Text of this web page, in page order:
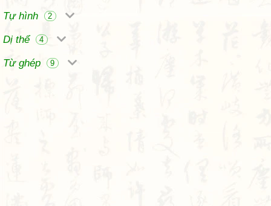
Tự hình
2
Dị thể 4
Từ ghép 9